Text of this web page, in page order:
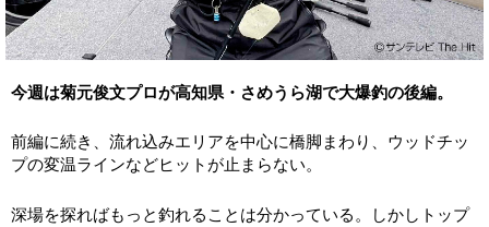
今週は菊元俊文プロが高知県・さめうら湖で大爆釣の後編。
前編に続き、流れ込みエリアを中心に橋脚まわり、ウッドチッ
プの変温ラインなどヒットが止まらない。
深場を探ればもっと釣れることは分かっている。しかしトップ